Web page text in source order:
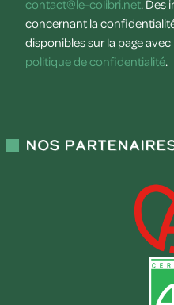
contact@le-colibri.net. Des
concernant la
disponibles sur la page
politique de confidentialité.
Nos